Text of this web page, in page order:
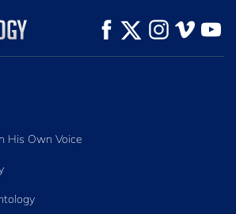
REGARDER
DÉCOUVRIR LES
SÉRIES
His Own Voice